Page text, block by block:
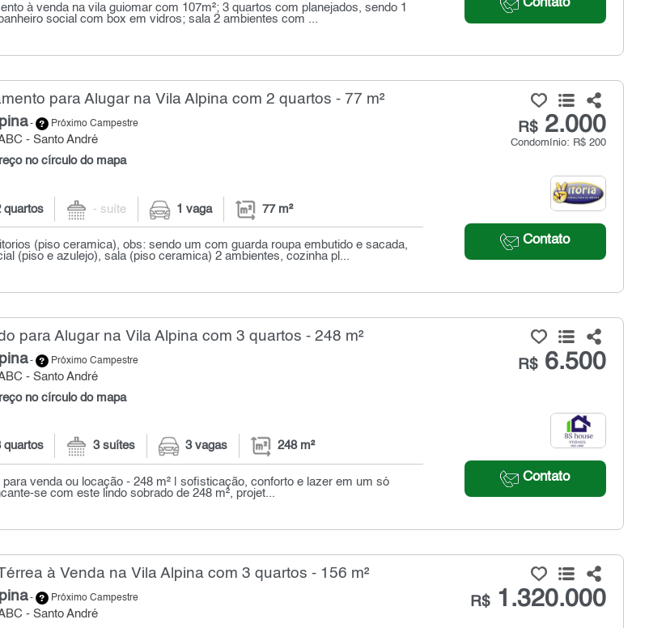
Contato
à venda na vila guiomar com 107m²; 3 quartos com planejados, sendo 1
social com box em vidros; sala 2 ambientes com ...
para Alugar na Vila Alpina com 2 quartos - 77 m²
- Próximo Campestre
- Santo André
no círculo do mapa
R$2.000
Condomínio: R$ 200
Contato
quartos - suíte 1 vaga 77 m²
(piso ceramica), obs: sendo um com guarda roupa embutido e sacada,
(piso e azulejo), sala (piso ceramica) 2 ambientes, cozinha pl...
para Alugar na Vila Alpina com 3 quartos - 248 m²
- Próximo Campestre
- Santo André
no círculo do mapa
R$6.500
Contato
quartos 3 suítes 3 vagas 248 m²
para venda ou locação - 248 m² | sofisticação, conforto e lazer em um só
se com este lindo sobrado de 248 m², projet...
à Venda na Vila Alpina com 3 quartos - 156 m²
- Próximo Campestre
- Santo André
R$1.320.000